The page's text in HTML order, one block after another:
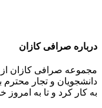
درباره صرافی کازان
دانشجویان و تجار
به کار کرد و تا به